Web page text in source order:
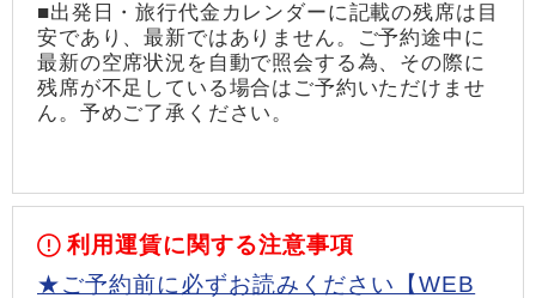
■出発日・旅行代金カレンダーに記載の残席は目
安であり、最新ではありません。ご予約途中に
最新の空席状況を自動で照会する為、その際に
残席が不足している場合はご予約いただけませ
ん。予めご了承ください。
利用運賃に関する注意事項
★ご予約前に必ずお読みください【WEB